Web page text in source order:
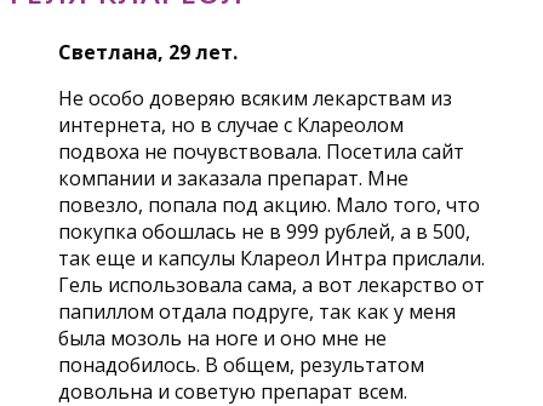
Светлана, 29 лет.
Не особо доверяю всяким лекарствам из
интернета, но в случае с Клареолом
подвоха не почувствовала. Посетила сайт
компании и заказала препарат. Мне
повезло, попала под акцию. Мало того, что
покупка обошлась не в 999 рублей, а в 500,
так еще и капсулы Клареол Интра прислали.
Гель использовала сама, а вот лекарство от
папиллом отдала подруге, так как у меня
была мозоль на ноге и оно мне не
понадобилось. В общем, результатом
довольна и советую препарат всем.